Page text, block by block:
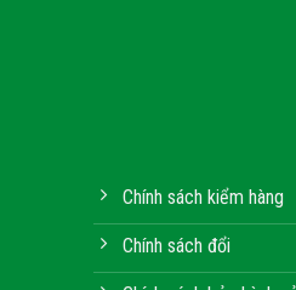
Chính sách kiểm hàng
Chính sách đổi